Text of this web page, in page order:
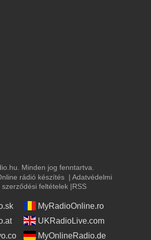
Minden jog fenntartva.
rádió készítés | Adatvédelmi
szerződési feltételek |RSS
MyRadioOnline.ro
UKRadioLive.com
MyOnlineRadio.de